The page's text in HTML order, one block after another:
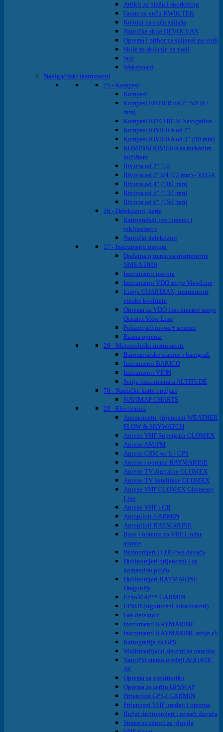
Artikli za plažu i snorkeling
Gume za vuču KWIK TEK
Konopi za vuču skijaša
Nautičke skije DEVOCEAN
Oprema i pribor za skijanje na vodi
Skije za skijanje na vodi
Sup
Wakeboard
Navigacijski instrumenti
25 - Kompasi
Kompasi
Kompasi FINDER od 2“ 5/8 (67
mm)
Kompasi RITCHIE ® Navigation
Kompasi RIVIERA od 2“
Kompasi RIVIERA od 3“ (80 mm)
KOMPASI RIVIERA sa mekanim
kučištem
Riviera od 2“ 1/2
Riviera od 2“3/4 (72 mm) - VEGA
Riviera od 4“ (100 mm)
Riviera od 5“ (130 mm)
Riviera od 6“ (150 mm)
26 - Dalekozori, karte
Kartografski instrumenti i
inklinometri
Nautički dalekozori
27 - Instrumenti motora
Dodatna oprema za instrumente
NMEA 2000
Instrumenti motora
Instrumenti VDO serije ViewLine
Linija GUARDIAN, instrumenti
visoke kvalitete
Oprema za VDO instrumente serije
Ocean i View Line
Pokazivači nivoa + senzori
Razna oprema
28 - Metereološki instrumenti
Barometarske stanice i barografi
Instrumenti BARIGO
Instrumenti VION
Serija instrumenata ALTITUDE
70 - Nautičke karte i peljari
NAVIMAP CHARTS
29 - Electronics
Anemometri prijenosni WEATHER
FLOW & SKYWATCH
Antena VHF Supergain GLOMEX
Antene AM/FM
Antene GSM wi-fi / GPS
Antene i oprema RAYMARINE
Antene TV digitalne GLOMEX
Antene TV Satelitske GLOMEX
Antene VHF GLOMEX Glomeasy
Line
Antene VHF i CB
Autopiloti GARMIN
Autopiloti RAYMARINE
Baze i oprema za VHF i radar
antene
Brzinomjeri i LOG bez davača
Dubinomjeri prijenosni i za
komandnu ploču
Dubinomjeri RAYMARINE
Dragonfly
EchoMAP™ GARMIN
EPIRB (sigurnosni lokalizatori)
Gas detektori
Instrumenti RAYMARINE
Instrumenti RAYMARINE serije eS
Kartografija za GPS
Multimedijalni sistemi za nautiku
Nautički stereo uređaji AQUATIC
AV
Oprema za elektroniku
Oprema za seriju GPSMAP
Prijenosni GPS-I GARMIN
Prijenosni VHF uređaji i oprema
Ručni dubinomjeri i nosači davača
Stereo zvučnici za plovila